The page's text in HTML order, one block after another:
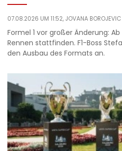
07.08.2026 UM 11:52, JOVANA BOROJEVIC
Formel 1 vor großer Änderung:
Rennen stattfinden. F1-Boss
den Ausbau des Formats an.